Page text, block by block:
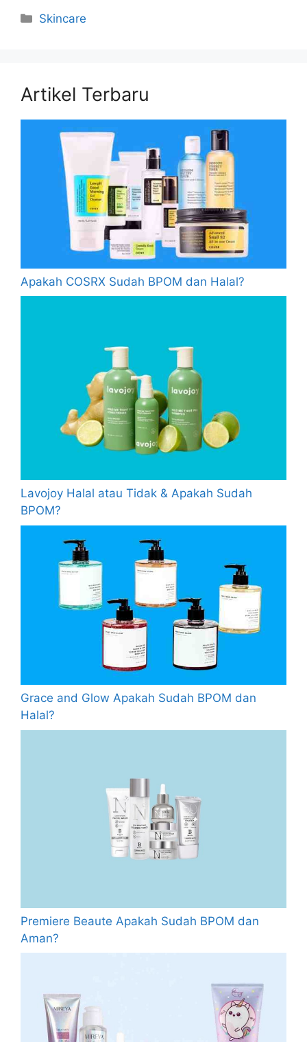
Kategori
Skincare
Artikel Terbaru
Apakah COSRX Sudah BPOM dan Halal?
Lavojoy Halal atau Tidak & Apakah Sudah
BPOM?
Grace and Glow Apakah Sudah BPOM dan
Halal?
Premiere Beaute Apakah Sudah BPOM dan
Aman?